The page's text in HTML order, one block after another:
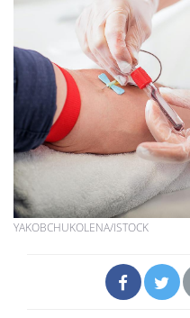
YAKOBCHUKOLENA/ISTOCK